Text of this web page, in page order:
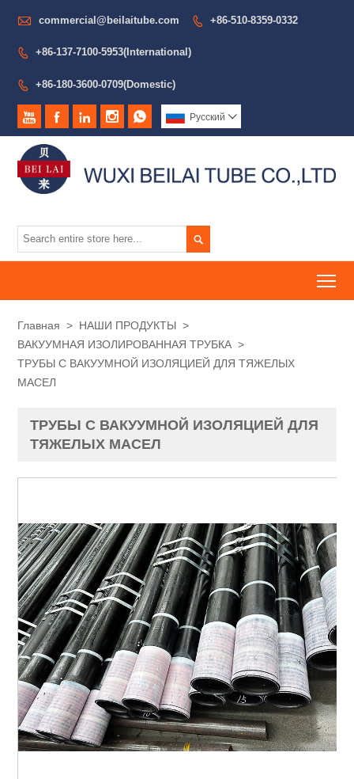
 commercial@beilaitube.com  +86-510-8359-0332
 +86-137-7100-5953(International)
 +86-180-3600-0709(Domestic)
     Pусский 

Главная > НАШИ ПРОДУКТЫ >
ВАКУУМНАЯ ИЗОЛИРОВАННАЯ ТРУБКА >
ТРУБЫ С ВАКУУМНОЙ ИЗОЛЯЦИЕЙ ДЛЯ ТЯЖЕЛЫХ
МАСЕЛ
ТРУБЫ С ВАКУУМНОЙ ИЗОЛЯЦИЕЙ ДЛЯ
ТЯЖЕЛЫХ МАСЕЛ